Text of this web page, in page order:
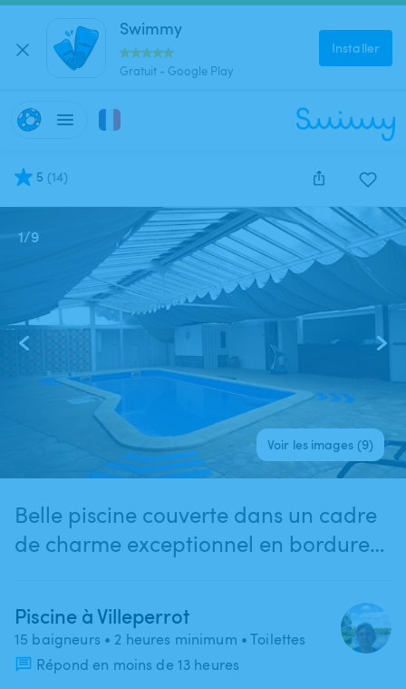
Swimmy
Gratuit - Google Play
Installer
5 (14)
1/9
Voir les images (9)
Belle piscine couverte dans un cadre
de charme exceptionnel en bordure
Piscine à Villeperrot
15 baigneurs • 2 heures minimum • Toilettes
Répond en moins de 13 heures